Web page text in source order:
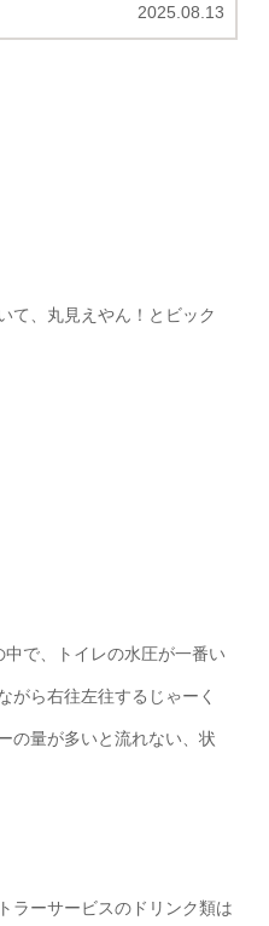
2025.08.13
て、丸見えやん！とビック
で、トイレの水圧が一番い
がら右往左往するじゃーく
の量が多いと流れない、状
ラーサービスのドリンク類は